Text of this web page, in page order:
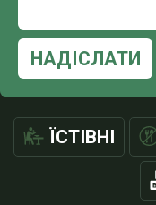
НАДІСЛАТИ
ЇСТІВНІ